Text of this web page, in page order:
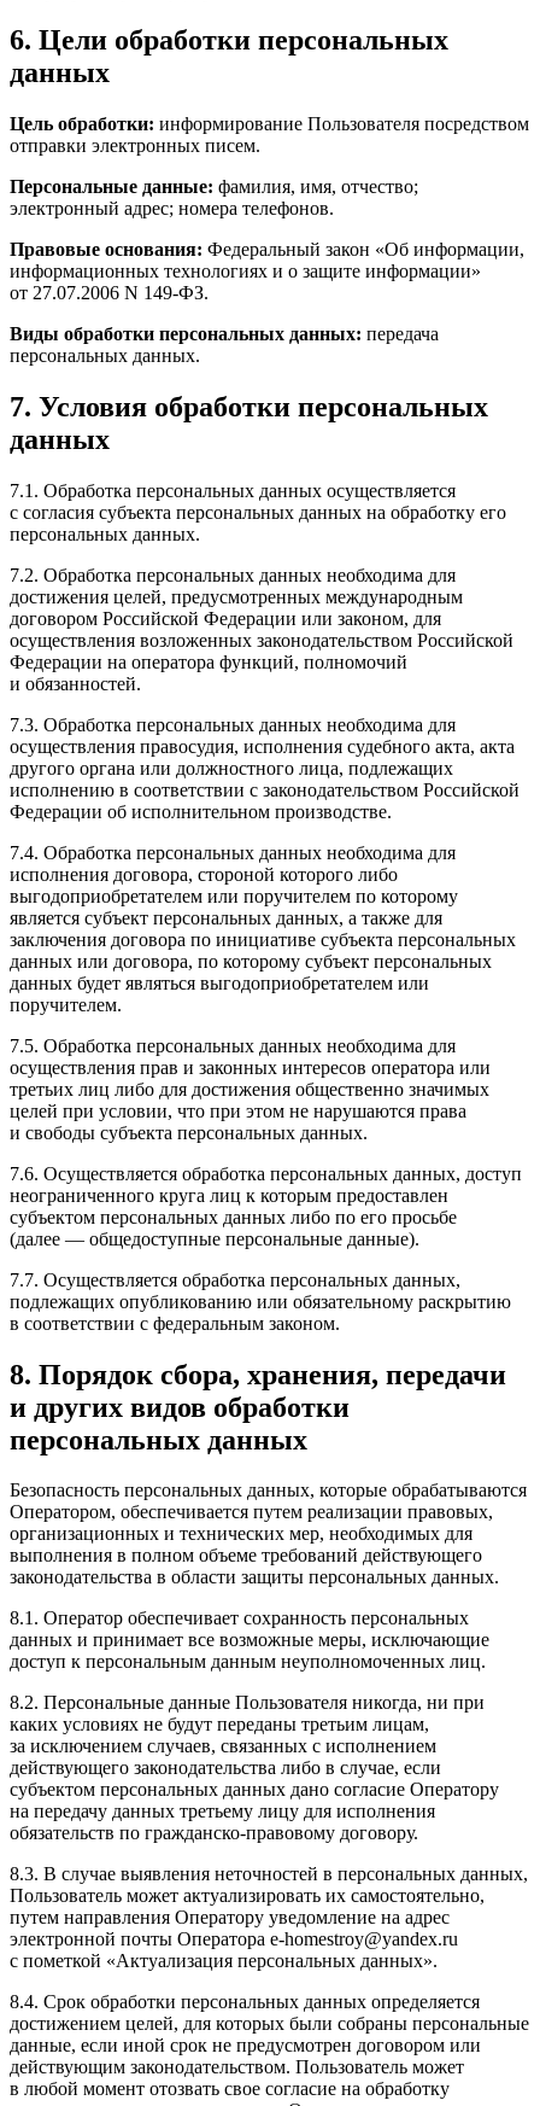
6. Цели обработки персональных
данных
Цель обработки: информирование Пользователя посредством
отправки электронных писем.
Персональные данные: фамилия, имя, отчество;
электронный адрес; номера телефонов.
Правовые основания: Федеральный закон «Об информации,
информационных технологиях и о защите информации»
от 27.07.2006 N 149-ФЗ.
Виды обработки персональных данных: передача
персональных данных.
7. Условия обработки персональных
данных
7.1. Обработка персональных данных осуществляется
с согласия субъекта персональных данных на обработку его
персональных данных.
7.2. Обработка персональных данных необходима для
достижения целей, предусмотренных международным
договором Российской Федерации или законом, для
осуществления возложенных законодательством Российской
Федерации на оператора функций, полномочий
и обязанностей.
7.3. Обработка персональных данных необходима для
осуществления правосудия, исполнения судебного акта, акта
другого органа или должностного лица, подлежащих
исполнению в соответствии с законодательством Российской
Федерации об исполнительном производстве.
7.4. Обработка персональных данных необходима для
исполнения договора, стороной которого либо
выгодоприобретателем или поручителем по которому
является субъект персональных данных, а также для
заключения договора по инициативе субъекта персональных
данных или договора, по которому субъект персональных
данных будет являться выгодоприобретателем или
поручителем.
7.5. Обработка персональных данных необходима для
осуществления прав и законных интересов оператора или
третьих лиц либо для достижения общественно значимых
целей при условии, что при этом не нарушаются права
и свободы субъекта персональных данных.
7.6. Осуществляется обработка персональных данных, доступ
неограниченного круга лиц к которым предоставлен
субъектом персональных данных либо по его просьбе
(далее — общедоступные персональные данные).
7.7. Осуществляется обработка персональных данных,
подлежащих опубликованию или обязательному раскрытию
в соответствии с федеральным законом.
8. Порядок сбора, хранения, передачи
и других видов обработки
персональных данных
Безопасность персональных данных, которые обрабатываются
Оператором, обеспечивается путем реализации правовых,
организационных и технических мер, необходимых для
выполнения в полном объеме требований действующего
законодательства в области защиты персональных данных.
8.1. Оператор обеспечивает сохранность персональных
данных и принимает все возможные меры, исключающие
доступ к персональным данным неуполномоченных лиц.
8.2. Персональные данные Пользователя никогда, ни при
каких условиях не будут переданы третьим лицам,
за исключением случаев, связанных с исполнением
действующего законодательства либо в случае, если
субъектом персональных данных дано согласие Оператору
на передачу данных третьему лицу для исполнения
обязательств по гражданско-правовому договору.
8.3. В случае выявления неточностей в персональных данных,
Пользователь может актуализировать их самостоятельно,
путем направления Оператору уведомление на адрес
электронной почты Оператора e-homestroy@yandex.ru
с пометкой «Актуализация персональных данных».
8.4. Срок обработки персональных данных определяется
достижением целей, для которых были собраны персональные
данные, если иной срок не предусмотрен договором или
действующим законодательством. Пользователь может
в любой момент отозвать свое согласие на обработку